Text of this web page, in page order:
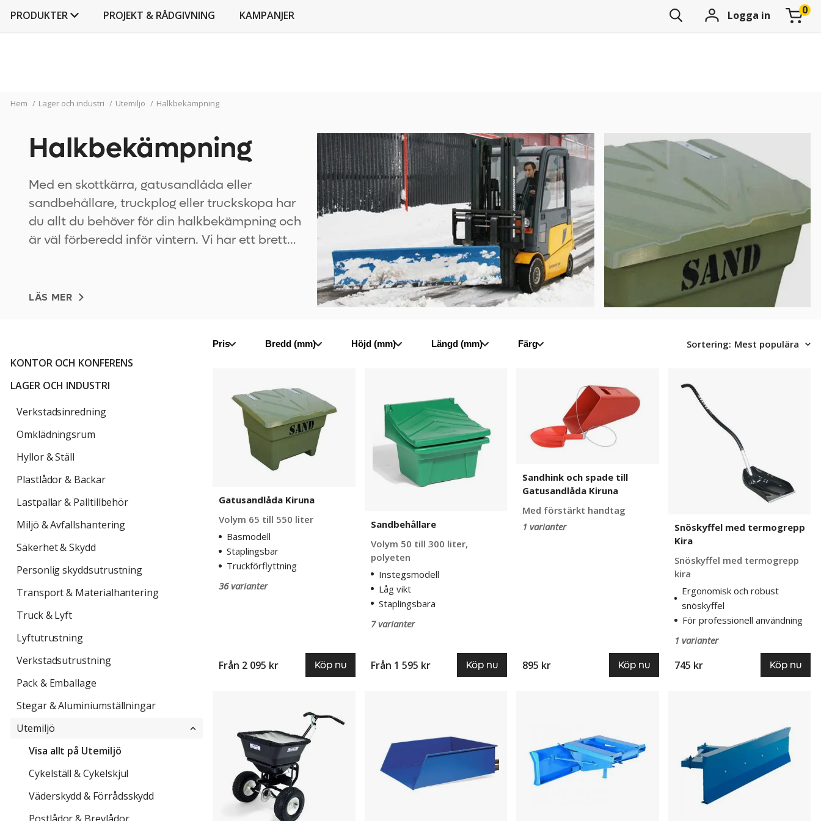
PRODUKTER PROJEKT & RÅDGIVNING KAMPANJER Logga in
Hem / Lager och industri / Utemiljö / Halkbekämpning
Halkbekämpning
Med en skottkärra, gatusandlåda eller
sandbehållare, truckplog eller truckskopa har
du allt du behöver för din halkbekämpning och
är väl förberedd inför vintern. Vi har ett brett
är de
LÄS MER
KONTOR OCH KONFERENS
LAGER OCH INDUSTRI
Verkstadsinredning
Omklädningsrum
Hyllor & Ställ
Plastlådor & Backar
Lastpallar & Palltillbehör
Miljö & Avfallshantering
Säkerhet & Skydd
Personlig skyddsutrustning
Transport & Materialhantering
Truck & Lyft
Lyftutrustning
Verkstadsutrustning
Pack & Emballage
Stegar & Aluminiumställningar
Utemiljö
Visa allt på Utemiljö
Cykelställ & Cykelskjul
Väderskydd & Förrådsskydd
Pris Bredd (mm) Höjd (mm) Längd (mm) Färg Sortering: Mest populära
Gatusandlåda Kiruna
Volym 65 till 550 liter
Basmodell
Staplingsbar
Truckförflyttning
36 varianter
Från 2 095 kr Köp nu
Sandbehållare
Volym 50 till 300 liter,
polyeten
Instegsmodell
Låg vikt
Staplingsbara
7 varianter
Från 1 595 kr Köp nu
Gatusandlåda
Kiruna
Sandhink och spade till
Gatusandlåda Kiruna
Med förstärkt handtag
1 varianter
895 kr Köp nu
med
termogrepp
Snöskyffel med termogrepp
Kira
Snöskyffel med termogrepp
kira
Ergonomisk och robust
snöskyffel
För professionell användning
1 varianter
745 kr Köp nu